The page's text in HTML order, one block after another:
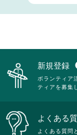
新規登録
ボランティア
ティアを募集
よくある
よくある質問